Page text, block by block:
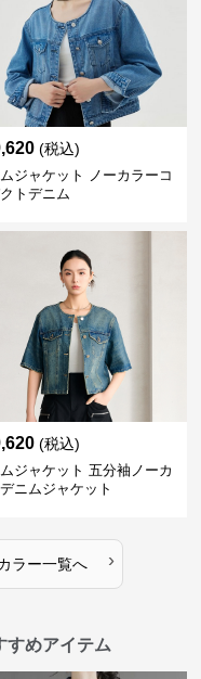
(税込)
ジャケット ノーカラーコ
トデニム
(税込)
ジャケット 五分袖ノーカ
ニムジャケット
ラー一覧へ ›
すめアイテム